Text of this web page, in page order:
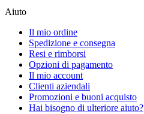
Aiuto
Il mio ordine
Spedizione e consegna
Resi e rimborsi
Opzioni di pagamento
Il mio account
Clienti aziendali
Promozioni e buoni acquisto
Hai bisogno di ulteriore aiuto?